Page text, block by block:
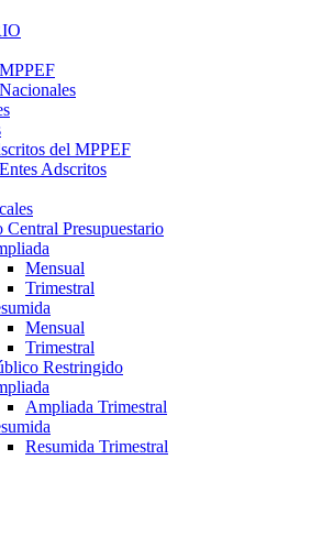
del MPPEF
Adscritos
Central Presupuestario
Mensual
Trimestral
Mensual
Trimestral
Restringido
Ampliada Trimestral
Resumida Trimestral